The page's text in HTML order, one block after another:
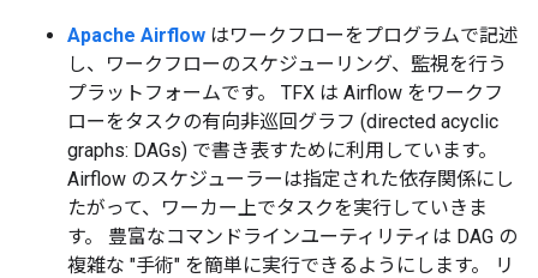
Apache Airflow はワークフローをプログラムで記述
し、ワークフローのスケジューリング、監視を行う
プラットフォームです。 TFX は Airflow をワークフ
ローをタスクの有向非巡回グラフ (directed acyclic
graphs: DAGs) で書き表すために利用しています。
Airflow のスケジューラーは指定された依存関係にし
たがって、ワーカー上でタスクを実行していきま
す。 豊富なコマンドラインユーティリティは DAG の
複雑な "手術" を簡単に実行できるようにします。 リ